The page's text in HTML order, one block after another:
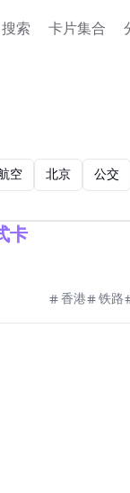
搜索 卡片集合
空 北京 公交
卡
香港 铁路